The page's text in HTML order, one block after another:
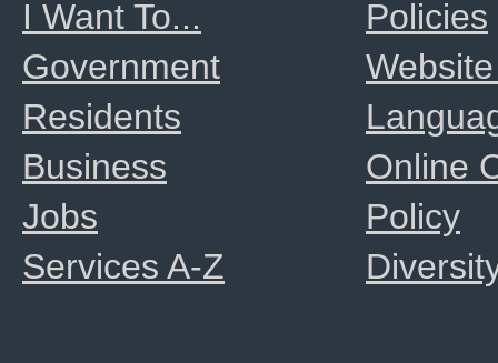
Policies
Online
Policy
I Want To...
Government
Residents
Business
Jobs
Services A-Z